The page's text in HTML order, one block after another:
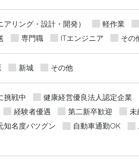
リング・設計・開発） 軽作業
専門職 ITエンジニア その
新城 その他
挑戦中 健康経営優良法人認定企業
経験者優遇 第二新卒歓迎 未
知名度バツグン 自動車通勤OK